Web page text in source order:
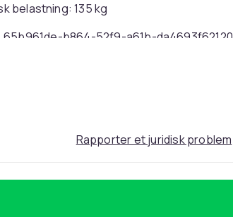
belastning: 135 kg
65b961de-b864-52f9-a61b-da4693f62120
Rapporter et juridisk problem